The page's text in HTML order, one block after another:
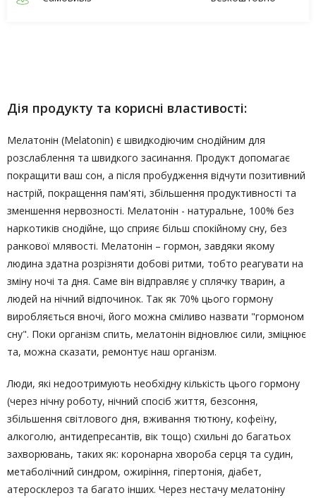
Дія продукту та корисні властивості:
Мелатонін (Melatonin) є швидкодіючим снодійним для
розслаблення та швидкого засинання. Продукт допомагає
покращити ваш сон, а після пробудження відчути позитивний
настрій, покращення пам'яті, збільшення продуктивності та
зменшення нервозності. Мелатонін - натуральне, 100% без
наркотиків снодійне, що сприяє більш спокійному сну, без
ранкової млявості. Мелатонін – гормон, завдяки якому
людина здатна розрізняти добові ритми, тобто реагувати на
зміну ночі та дня. Саме він відправляє у сплячку тварин, а
людей на нічний відпочинок. Так як 70% цього гормону
виробляється вночі, його можна сміливо назвати "гормоном
сну". Поки організм спить, мелатонін відновлює сили, зміцнює
та, можна сказати, ремонтує наш організм.
Люди, які недоотримують необхідну кількість цього гормону
(через нічну роботу, нічний спосіб життя, безсоння,
збільшення світлового дня, вживання тютюну, кофеїну,
алкоголю, антидепресантів, вік тощо) схильні до багатьох
захворювань, таких як: коронарна хвороба серця та судин,
метаболічний синдром, ожиріння, гіпертонія, діабет,
атеросклероз та багато інших. Через нестачу мелатоніну